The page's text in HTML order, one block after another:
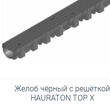
Желоб чёрный с решёткой
HAURATON TOP Х